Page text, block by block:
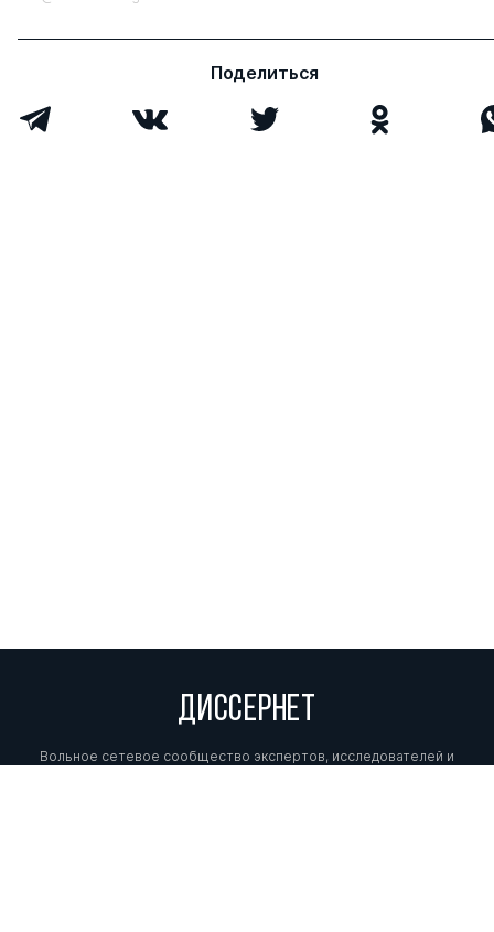
Поделиться
ДИССЕРНЕТ
Вольное сетевое сообщество экспертов, исследователей и